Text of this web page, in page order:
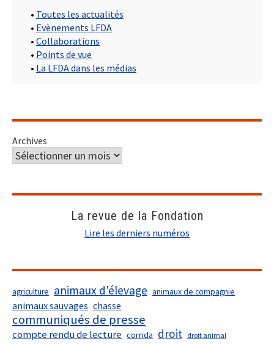
• Toutes les actualités
• Evènements LFDA
• Collaborations
• Points de vue
• La LFDA dans les médias
Archives
La revue de la Fondation
Lire les derniers numéros
agriculture animaux d'élevage animaux de compagnie
animaux sauvages chasse
communiqués de presse
compte rendu de lecture corrida droit droit animal